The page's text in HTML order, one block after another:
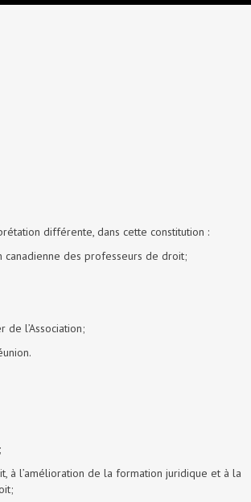
différente, dans cette constitution :
canadienne des professeurs de droit;
l’Association;
à l’amélioration de la formation juridique et à la